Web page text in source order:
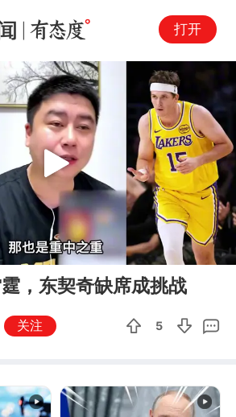
打开
00:41
Play
，东契奇缺席成挑战
关注 5